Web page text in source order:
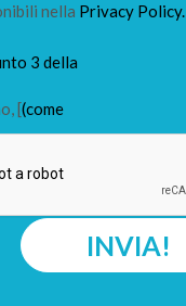
nella Privacy Policy.
3 della
[(come
INVIA!